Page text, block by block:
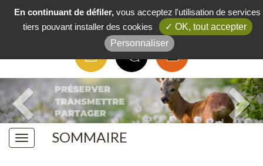
Boutique / FAQ / Actus / Contact
SOMMAIRE
En continuant de défiler, vous acceptez l'utilisation de services
tiers pouvant installer des cookies
✓ OK, tout accepter
Personnaliser